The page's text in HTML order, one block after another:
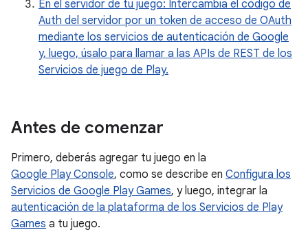
En el servidor de tu juego: Intercambia el código de
Auth del servidor por un token de acceso de OAuth
mediante los servicios de autenticación de Google
y, luego, úsalo para llamar a las APIs de REST de los
Servicios de juego de Play.
Antes de comenzar
Primero, deberás agregar tu juego en la
Google Play Console, como se describe en Configura los
Servicios de Google Play Games, y luego, integrar la
autenticación de la plataforma de los Servicios de Play
Games a tu juego.